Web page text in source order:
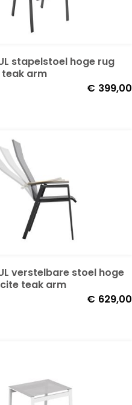
stapelstoel hoge rug
arm
€ 399,00
verstelbare stoel hoge
teak arm
€ 629,00